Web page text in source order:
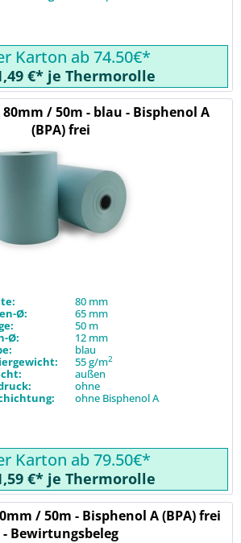
Karton ab 74.50€*
€* je Thermorolle
/ 50m - blau - Bisphenol A
(BPA) frei
80 mm
Ø:
65 mm
50 m
Ø:
12 mm
blau
55 g/m2
außen
ohne
ohne Bisphenol A
Karton ab 79.50€*
€* je Thermorolle
/ 50m - Bisphenol A (BPA) frei
- Bewirtungsbeleg